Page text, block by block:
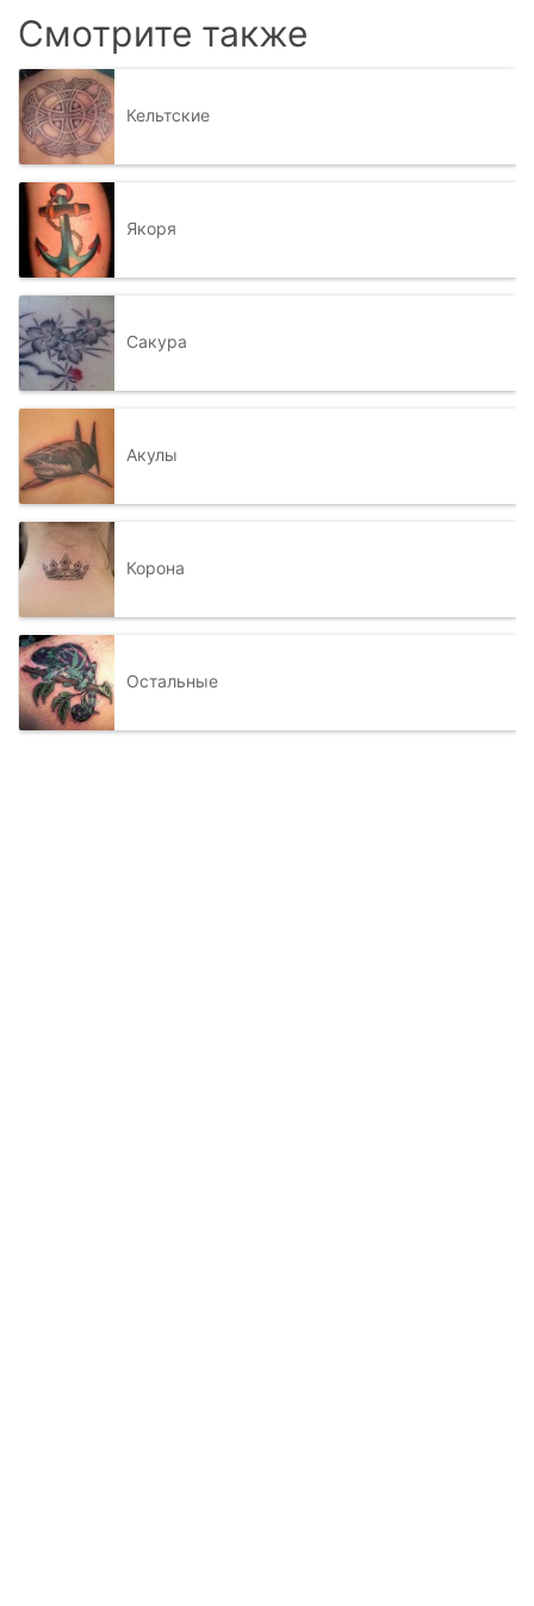
Смотрите также
Кельтские
Якоря
Сакура
Акулы
Корона
Остальные